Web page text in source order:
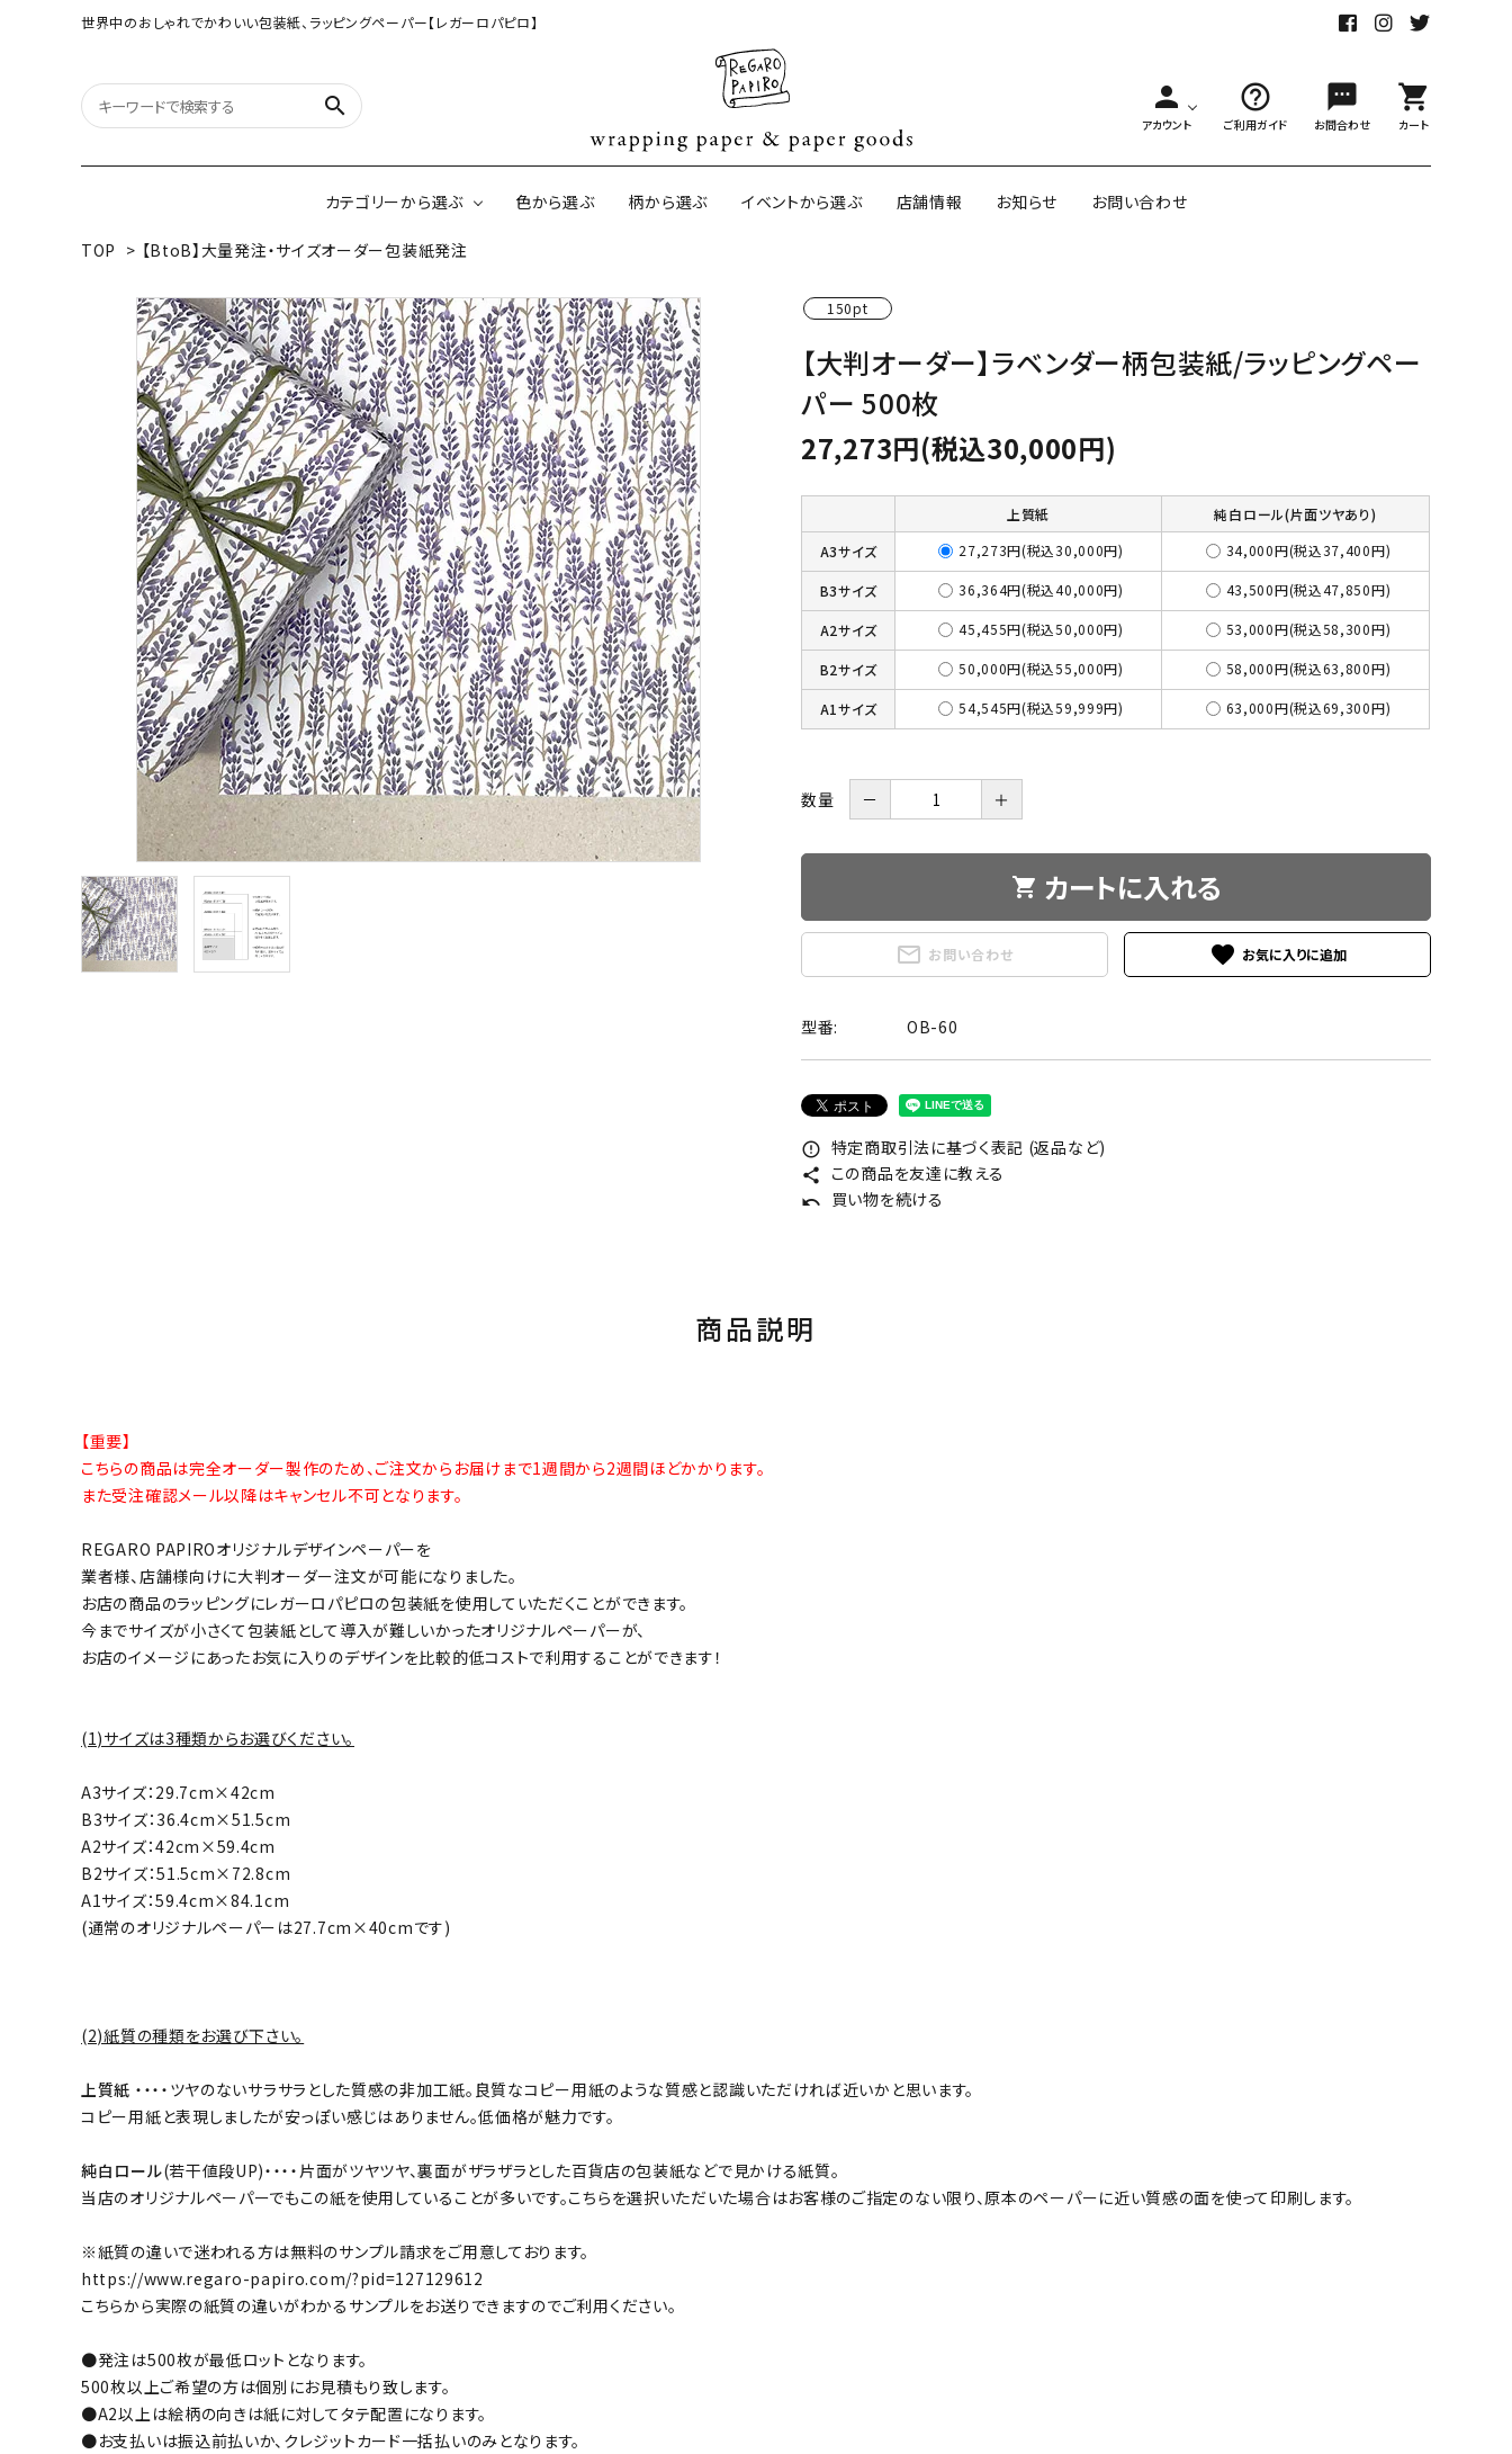
世界中のおしゃれでかわいい包装紙、ラッピングペーパー【レガーロパピロ】
search person
アカウント
help_outline
ご利用ガイド
sms
お問合わせ
shopping_cart
カート
カテゴリーから選ぶ
オリジナル包装紙
（A3相当サイズ）
【大判サイズ】オリジナル包装紙 和紙の包装紙(CAGWA paper)
サイズオーダー受注生産
ネパールの手漉き包装紙
インドのハンドプリントコットン
ペーパー
イギリスのモダン包装紙 イギリスの両面包装紙
ボタニカルダブルサイド包装紙 韓国のデザインペーパー 日本のペーパーブランド ラッピング用リボン・紐
色から選ぶ 柄から選ぶ イベントから選ぶ 店舗情報 お知らせ お問い合わせ
TOP > 【BtoB】大量発注・サイズオーダー包装紙発注
150pt
【大判オーダー】ラベンダー柄包装紙/ラッピングペー
パー 500枚
27,273円(税込30,000円)
上質紙
純白ロール(片面ツヤあり)
A3サイズ
27,273円(税込30,000円) 34,000円(税込37,400円)
B3サイズ 36,364円(税込40,000円) 43,500円(税込47,850円)
A2サイズ 45,455円(税込50,000円) 53,000円(税込58,300円)
B2サイズ 50,000円(税込55,000円) 58,000円(税込63,800円)
A1サイズ 54,545円(税込59,999円) 63,000円(税込69,300円)
数量 － ＋
shopping_cart カートに入れる
mail_outline お問い合わせ favorite
型番: OB-60
error_outline 特定商取引法に基づく表記 (返品など)
share この商品を友達に教える
undo 買い物を続ける
商品説明
【重要】
こちらの商品は完全オーダー製作のため、ご注文からお届けまで1週間から2週間ほどかかります。
また受注確認メール以降はキャンセル不可となります。
REGARO PAPIROオリジナルデザインペーパーを
業者様、店舗様向けに大判オーダー注文が可能になりました。
お店の商品のラッピングにレガーロパピロの包装紙を使用していただくことができます。
今までサイズが小さくて包装紙として導入が難しいかったオリジナルペーパーが、
お店のイメージにあったお気に入りのデザインを比較的低コストで利用することができます！
(1)サイズは3種類からお選びください。
A3サイズ：29.7cm×42cm
B3サイズ：36.4cm×51.5cm
A2サイズ：42cm×59.4cm
B2サイズ：51.5cm×72.8cm
A1サイズ：59.4cm×84.1cm
(通常のオリジナルペーパーは27.7cm×40cmです)
(2)紙質の種類をお選び下さい。
上質紙 ・・・・ツヤのないサラサラとした質感の非加工紙。良質なコピー用紙のような質感と認識いただければ近いかと思います。
コピー用紙と表現しましたが安っぽい感じはありません。低価格が魅力です。
純白ロール(若干値段UP)・・・・片面がツヤツヤ、裏面がザラザラとした百貨店の包装紙などで見かける紙質。
当店のオリジナルペーパーでもこの紙を使用していることが多いです。こちらを選択いただいた場合はお客様のご指定のない限り、原本のペーパーに近い質感の面を使って印刷します。
※紙質の違いで迷われる方は無料のサンプル請求をご用意しております。
https://www.regaro-papiro.com/?pid=127129612
こちらから実際の紙質の違いがわかるサンプルをお送りできますのでご利用ください。
●発注は500枚が最低ロットとなります。
500枚以上ご希望の方は個別にお見積もり致します。
●A2以上は絵柄の向きは紙に対してタテ配置になります。
●お支払いは振込前払いか、クレジットカード一括払いのみとなります。